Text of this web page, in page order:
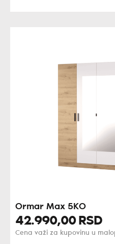
Ormar Max 5KO
42.990,00 RSD
Cena važi za kupovinu u